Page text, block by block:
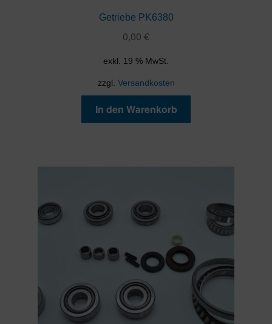
Getriebe PK6380
0,00 €
exkl. 19 % MwSt.
zzgl. Versandkosten
In den Warenkorb